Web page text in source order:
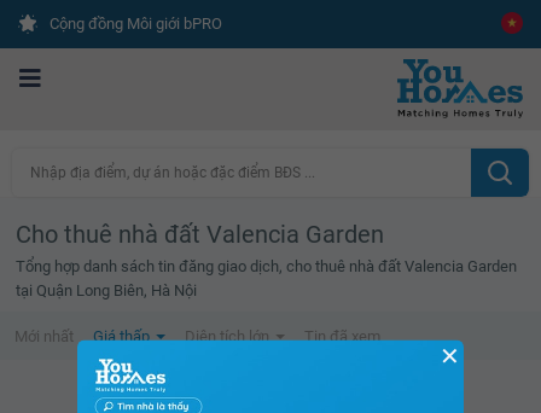
Cộng đồng Môi giới bPRO
Nhập địa điểm, dự án hoặc đặc điểm BĐS ...
Cho thuê nhà đất Valencia Garden
Tổng hợp danh sách tin đăng giao dịch, cho thuê nhà đất Valencia Garden
tại Quận Long Biên, Hà Nội
Mới nhất Giá thấp Diện tích lớn Tin đã xem
Không tìm thấy tin bất động sản nào
✕